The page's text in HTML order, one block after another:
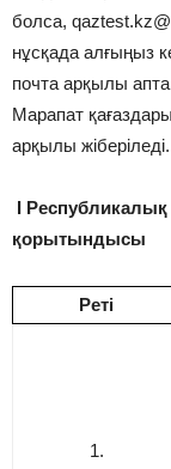
болса,
нұсқада алғыңыз
почта арқылы
Марапат
арқылы
І
қорытындысы
Реті
1.